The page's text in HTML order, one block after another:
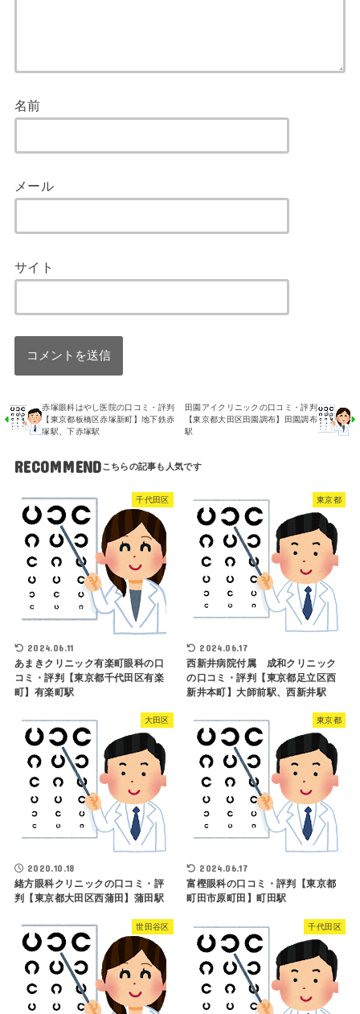
名前
メール
サイト
赤塚眼科はやし医院の口コミ・評判
【東京都板橋区赤塚新町】地下鉄赤
塚駅、下赤塚駅
田園アイクリニックの口コミ・評判
【東京都大田区田園調布】田園調布
駅
RECOMMEND
千代田区
2024.06.11
あまきクリニック有楽町眼科の口
コミ・評判【東京都千代田区有楽
町】有楽町駅
東京都
2024.06.17
西新井病院付属 成和クリニック
の口コミ・評判【東京都足立区西
新井本町】大師前駅、西新井駅
大田区
2020.10.18
緒方眼科クリニックの口コミ・評
判【東京都大田区西蒲田】蒲田駅
東京都
2024.06.17
富樫眼科の口コミ・評判【東京都
町田市原町田】町田駅
世田谷区 千代田区